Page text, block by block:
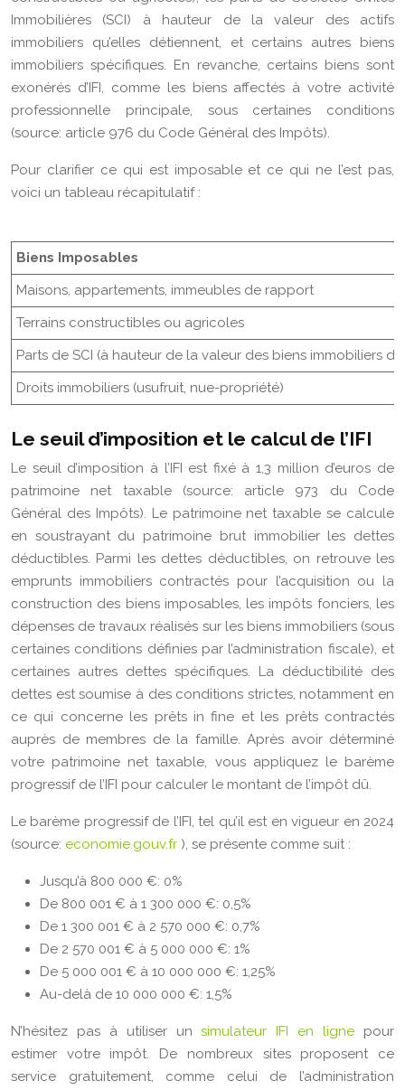
Immobilières (SCI) à hauteur de la valeur des actifs
immobiliers qu’elles détiennent, et certains autres biens
immobiliers spécifiques. En revanche, certains biens sont
exonérés d’IFI, comme les biens affectés à votre activité
professionnelle principale, sous certaines conditions
(source: article 976 du Code Général des Impôts).
Pour clarifier ce qui est imposable et ce qui ne l’est pas,
voici un tableau récapitulatif :
Biens Imposables
Maisons, appartements, immeubles de rapport
Terrains constructibles ou agricoles
Parts de SCI (à hauteur de la valeur des biens immobiliers
Droits immobiliers (usufruit, nue-propriété)
Le seuil d’imposition et le calcul de l’IFI
Le seuil d’imposition à l’IFI est fixé à 1,3 million d’euros de
patrimoine net taxable (source: article 973 du Code
Général des Impôts). Le patrimoine net taxable se calcule
en soustrayant du patrimoine brut immobilier les dettes
déductibles. Parmi les dettes déductibles, on retrouve les
emprunts immobiliers contractés pour l’acquisition ou la
construction des biens imposables, les impôts fonciers, les
dépenses de travaux réalisés sur les biens immobiliers (sous
certaines conditions définies par l’administration fiscale), et
certaines autres dettes spécifiques. La déductibilité des
dettes est soumise à des conditions strictes, notamment en
ce qui concerne les prêts in fine et les prêts contractés
auprès de membres de la famille. Après avoir déterminé
votre patrimoine net taxable, vous appliquez le barème
progressif de l’IFI pour calculer le montant de l’impôt dû.
Le barème progressif de l’IFI, tel qu’il est en vigueur en 2024
(source: economie.gouv.fr ), se présente comme suit :
Jusqu’à 800 000 €: 0%
De 800 001 € à 1 300 000 €: 0,5%
De 1 300 001 € à 2 570 000 €: 0,7%
De 2 570 001 € à 5 000 000 €: 1%
De 5 000 001 € à 10 000 000 €: 1,25%
Au-delà de 10 000 000 €: 1,5%
N’hésitez pas à utiliser unsimulateur IFI en ligne pour
estimer votre impôt. De nombreux sites proposent ce
service gratuitement, comme celui de l’administration